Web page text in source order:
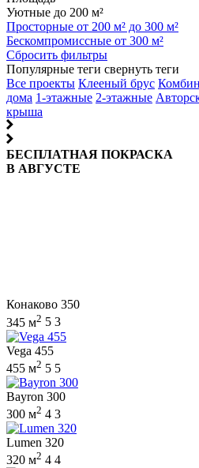
Уютные до 200 м²
Просторные от 200 м² до 300 м²
Бескомпромиссные от 300 м²
Сбросить фильтры
Популярные теги свернуть теги
Все проекты Клееный брус
дома 1-этажные 2-этажные
крыша
БЕСПЛАТНАЯ ПОКРАСКА
В АВГУСТЕ
Конаково 350
345 м2 5 3
Vega 455
455 м2 5 5
Bayron 300
300 м2 4 3
Lumen 320
320 м2 4 4